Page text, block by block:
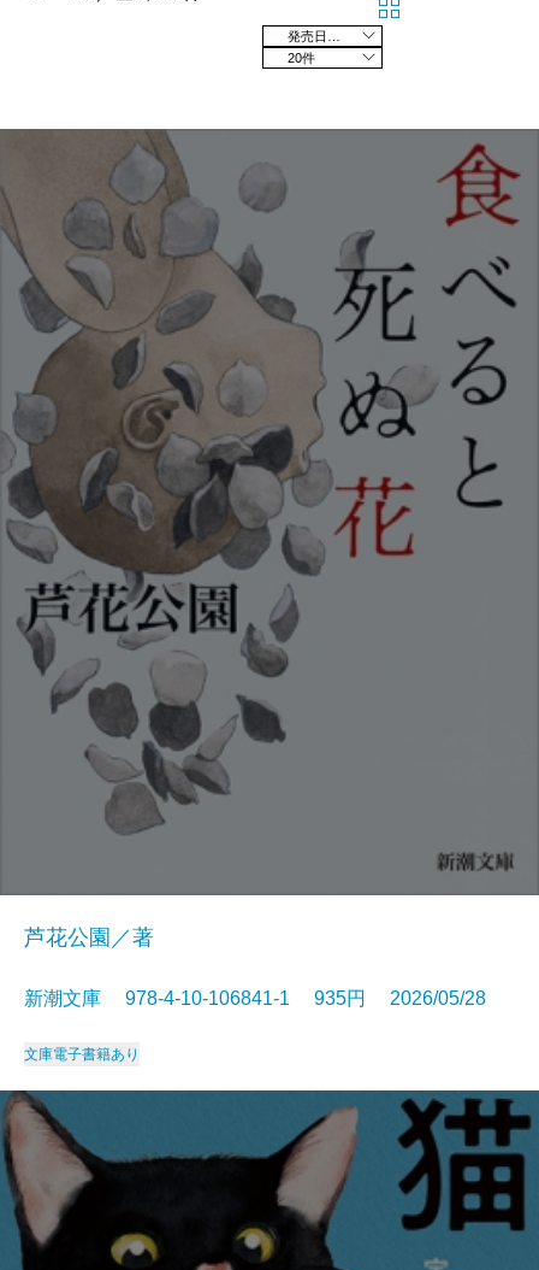
20件
芦花公園／著
新潮文庫 978-4-10-106841-1 935円 2026/05/28
文庫電子書籍あり